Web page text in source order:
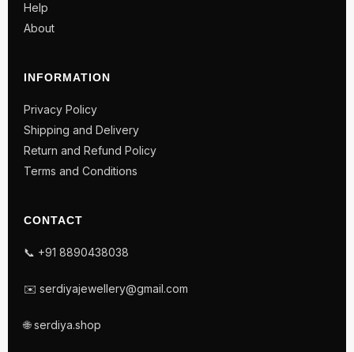
Help
About
INFORMATION
Privacy Policy
Shipping and Delivery
Return and Refund Policy
Terms and Conditions
CONTACT
📞 +91 8890438038
✉️ serdiyajewellery@gmail.com
🌐 serdiya.shop